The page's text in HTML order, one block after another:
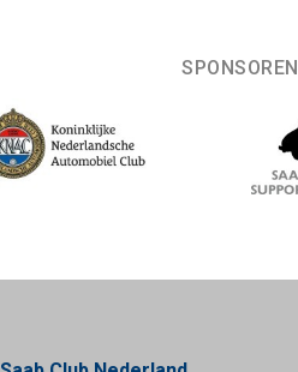
SPONSOREN